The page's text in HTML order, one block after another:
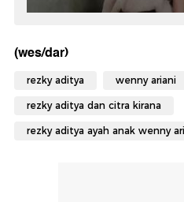
(wes/dar)
rezky aditya wenny ariani
rezky aditya dan citra kirana
rezky aditya ayah anak wenny